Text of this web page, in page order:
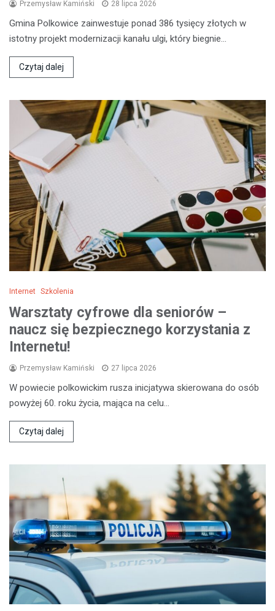
Przemysław Kamiński 28 lipca 2026
Gmina Polkowice zainwestuje ponad 386 tysięcy złotych w
istotny projekt modernizacji kanału ulgi, który biegnie…
Czytaj dalej
Internet Szkolenia
Warsztaty cyfrowe dla seniorów –
naucz się bezpiecznego korzystania z
Internetu!
Przemysław Kamiński 27 lipca 2026
W powiecie polkowickim rusza inicjatywa skierowana do osób
powyżej 60. roku życia, mająca na celu…
Czytaj dalej